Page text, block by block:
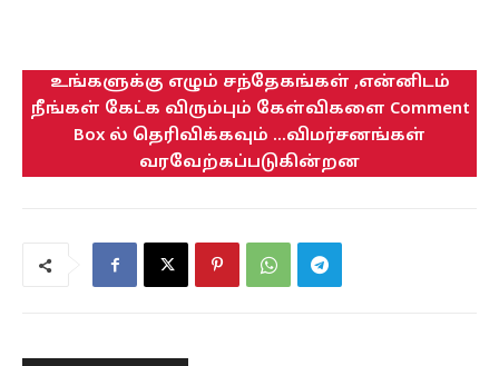
உங்களுக்கு எழும் சந்தேகங்கள் ,என்னிடம்
நீங்கள் கேட்க விரும்பும் கேள்விகளை Comment
Box ல் தெரிவிக்கவும் ...விமர்சனங்கள்
வரவேற்கப்படுகின்றன